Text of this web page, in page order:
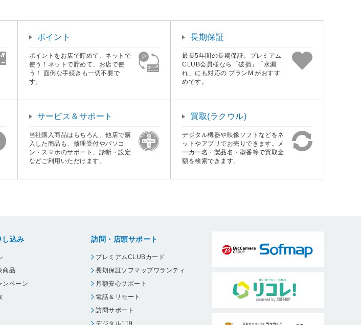
ポイント
ポイントをお店で貯めて、ネットで
使う！ネットで貯めて、お店で使
う！ 面倒な手続きも一切不要で
す。
長期保証
最長5年間の長期保証。プレミアム
CLUB会員様なら「破損」「水漏
れ」にも対応の プランM がおすす
めです。
サービス＆サポート
当社購入商品はもちろん、他店で購
入した商品も、修理受付やパソコ
ン・スマホのサポート、診断・設定
などご利用いただけます。
買取(ラクウル)
デジタル機器や映像ソフトなどをネ
ットやアプリでお売りできます。メ
ーカー名・製品名・型番等で買取金
額を検索できます。
し込み
商品
ンペーン
訪問・店頭サポート
プレミアムCLUBカード
長期保証ソフマップワランティ
月額安心サポート
電話＆リモート
訪問サポート
デジタル119